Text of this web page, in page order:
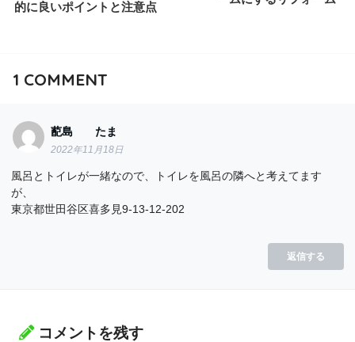
的に良いポイントと注意点
1 COMMENT
蓜島 たま
2022年11月18日
風呂とトイレが一緒なので、トイレを風呂の隣へと考えてます
が、
東京都世田谷区喜多見9-13-12-202
返信する
コメントを残す